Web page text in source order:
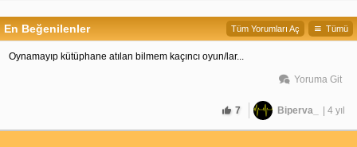
En Beğenilenler Tümü
Tüm Yorumları Aç
Oynamayıp kütüphane atılan bilmem kaçıncı oyun/lar...
Yoruma Git
7 Biperva_ | 4 yıl